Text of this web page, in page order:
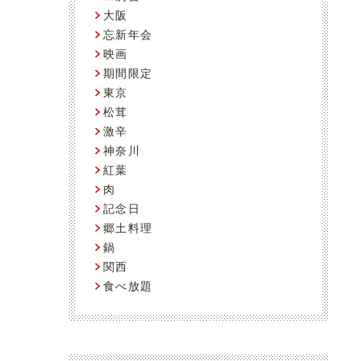
大阪
忘新年会
映画
期間限定
東京
松茸
激辛
神奈川
紅葉
肉
記念日
郷土料理
鍋
関西
食べ放題